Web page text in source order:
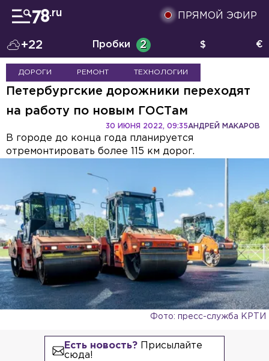
ПРЯМОЙ ЭФИР
+22 Пробки 2 $ €
ДОРОГИ РЕМОНТ ТЕХНОЛОГИИ
Петербургские дорожники переходят
на работу по новым ГОСТам
АНДРЕЙ МАКАРОВ
30 ИЮНЯ 2022, 09:35
В городе до конца года планируется
отремонтировать более 115 км дорог.
Фото: пресс-служба КРТИ
Есть новость?Присылайте
сюда!